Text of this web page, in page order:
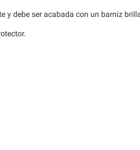
y debe ser acabada con un barniz